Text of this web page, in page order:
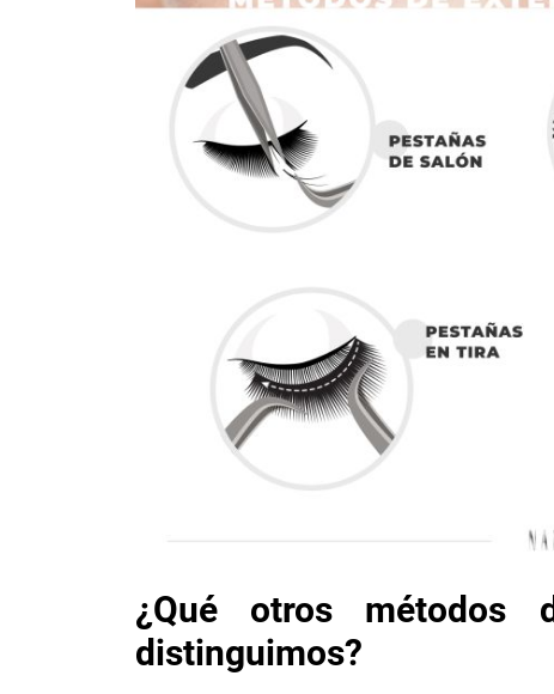
¿Qué otros métodos
distinguimos?